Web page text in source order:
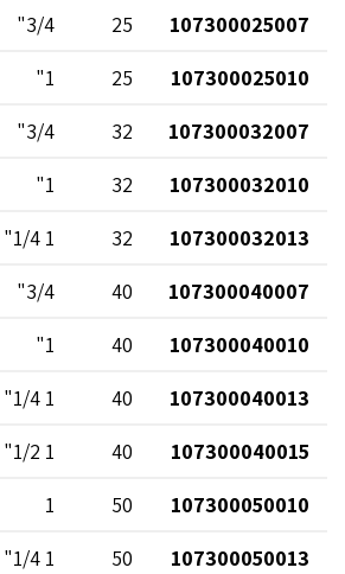
107300025007
25
3/4"
107300025010
25
1"
107300032007
32
3/4"
107300032010
32
1"
107300032013
32
1 1/4"
107300040007
40
3/4"
107300040010
40
1"
107300040013
40
1 1/4"
107300040015
40
1 1/2"
107300050010
50
1
107300050013
50
1 1/4"